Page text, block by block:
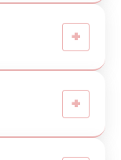
+
+